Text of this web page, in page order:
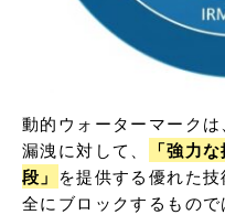
動的ウォーターマーク
漏洩に対して、
「強力
段」 を提供する優れた
全にブロックするもの